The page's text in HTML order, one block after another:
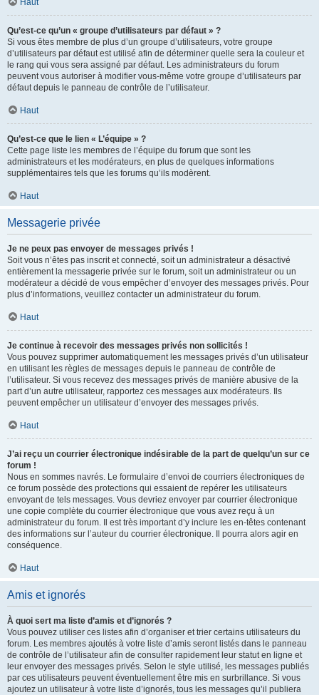
Haut
Qu’est-ce qu’un « groupe d’utilisateurs par défaut » ?
Si vous êtes membre de plus d’un groupe d’utilisateurs, votre groupe
d’utilisateurs par défaut est utilisé afin de déterminer quelle sera la couleur et
le rang qui vous sera assigné par défaut. Les administrateurs du forum
peuvent vous autoriser à modifier vous-même votre groupe d’utilisateurs par
défaut depuis le panneau de contrôle de l’utilisateur.
Haut
Qu’est-ce que le lien « L’équipe » ?
Cette page liste les membres de l’équipe du forum que sont les
administrateurs et les modérateurs, en plus de quelques informations
supplémentaires tels que les forums qu’ils modèrent.
Haut
Messagerie privée
Je ne peux pas envoyer de messages privés !
Soit vous n’êtes pas inscrit et connecté, soit un administrateur a désactivé
entièrement la messagerie privée sur le forum, soit un administrateur ou un
modérateur a décidé de vous empêcher d’envoyer des messages privés. Pour
plus d’informations, veuillez contacter un administrateur du forum.
Haut
Je continue à recevoir des messages privés non sollicités !
Vous pouvez supprimer automatiquement les messages privés d’un utilisateur
en utilisant les règles de messages depuis le panneau de contrôle de
l’utilisateur. Si vous recevez des messages privés de manière abusive de la
part d’un autre utilisateur, rapportez ces messages aux modérateurs. Ils
peuvent empêcher un utilisateur d’envoyer des messages privés.
Haut
J’ai reçu un courrier électronique indésirable de la part de quelqu’un sur ce
forum !
Nous en sommes navrés. Le formulaire d’envoi de courriers électroniques de
ce forum possède des protections qui essaient de repérer les utilisateurs
envoyant de tels messages. Vous devriez envoyer par courrier électronique
une copie complète du courrier électronique que vous avez reçu à un
administrateur du forum. Il est très important d’y inclure les en-têtes contenant
des informations sur l’auteur du courrier électronique. Il pourra alors agir en
conséquence.
Haut
Amis et ignorés
À quoi sert ma liste d’amis et d’ignorés ?
Vous pouvez utiliser ces listes afin d’organiser et trier certains utilisateurs du
forum. Les membres ajoutés à votre liste d’amis seront listés dans le panneau
de contrôle de l’utilisateur afin de consulter rapidement leur statut en ligne et
leur envoyer des messages privés. Selon le style utilisé, les messages publiés
par ces utilisateurs peuvent éventuellement être mis en surbrillance. Si vous
ajoutez un utilisateur à votre liste d’ignorés, tous les messages qu’il publiera